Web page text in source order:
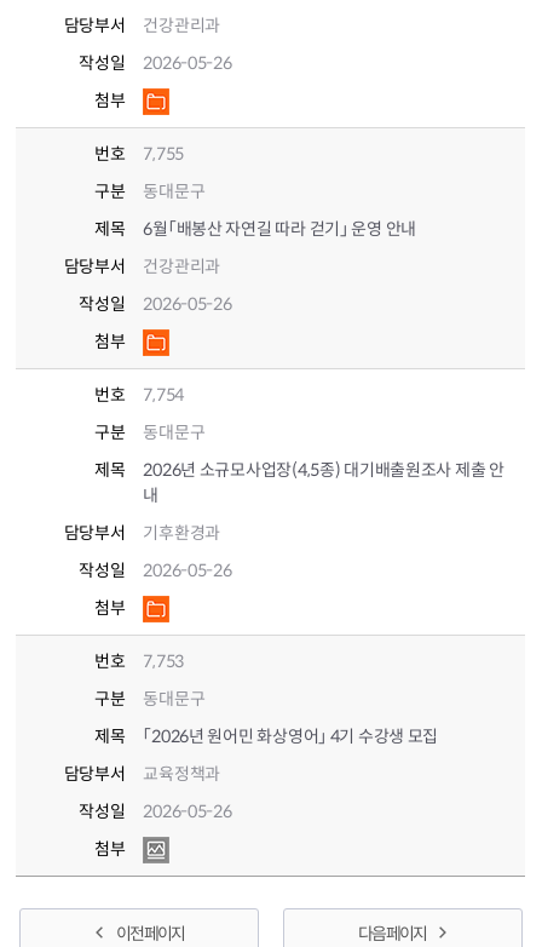
담당부서
건강관리과
작성일
2026-05-26
첨부
번호
7,755
구분
동대문구
제목
6월「배봉산 자연길 따라 걷기」 운영 안내
담당부서
건강관리과
작성일
2026-05-26
첨부
번호
7,754
구분
동대문구
제목
2026년 소규모사업장(4,5종) 대기배출원조사 제출 안
내
담당부서
기후환경과
작성일
2026-05-26
첨부
번호
7,753
구분
동대문구
제목
「2026년 원어민 화상영어」 4기 수강생 모집
담당부서
교육정책과
작성일
2026-05-26
첨부
이전 페이지 다음 페이지